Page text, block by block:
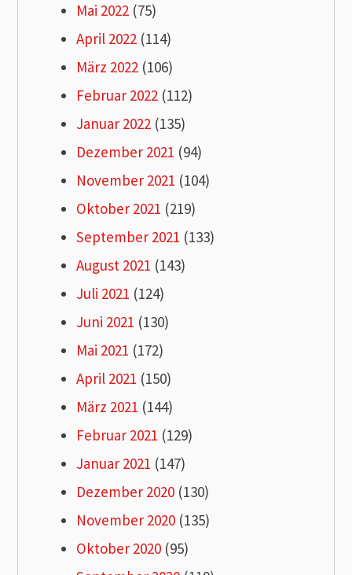
Mai 2022 (75)
April 2022 (114)
März 2022 (106)
Februar 2022 (112)
Januar 2022 (135)
Dezember 2021 (94)
November 2021 (104)
Oktober 2021 (219)
September 2021 (133)
August 2021 (143)
Juli 2021 (124)
Juni 2021 (130)
Mai 2021 (172)
April 2021 (150)
März 2021 (144)
Februar 2021 (129)
Januar 2021 (147)
Dezember 2020 (130)
November 2020 (135)
Oktober 2020 (95)